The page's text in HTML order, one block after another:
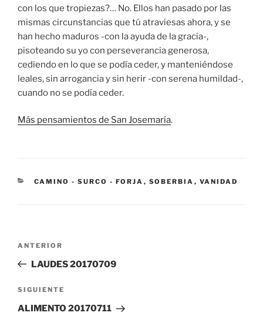
con los que tropiezas?… No. Ellos han pasado por las
mismas circunstancias que tú atraviesas ahora, y se
han hecho maduros -con la ayuda de la gracia-,
pisoteando su yo con perseverancia generosa,
cediendo en lo que se podía ceder, y manteniéndose
leales, sin arrogancia y sin herir -con serena humildad-,
cuando no se podía ceder.
Más pensamientos de San Josemaría.
CATEGORÍAS
CAMINO - SURCO - FORJA , SOBERBIA , VANIDAD
entradas
Entrada
anterior:
ANTERIOR
LAUDES 20170709
Siguiente
entrada
SIGUIENTE
ALIMENTO 20170711